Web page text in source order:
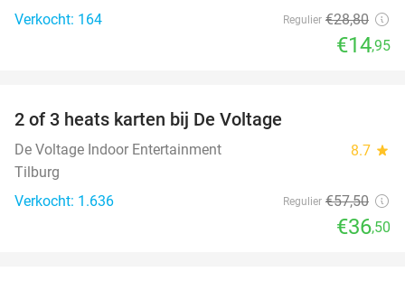
Verkocht: 164
Regulier €28,80
€14,95
2 of 3 heats karten bij De Voltage
De Voltage Indoor Entertainment 8.7 star
Tilburg
Verkocht: 1.636
Regulier €57,50
€36,50